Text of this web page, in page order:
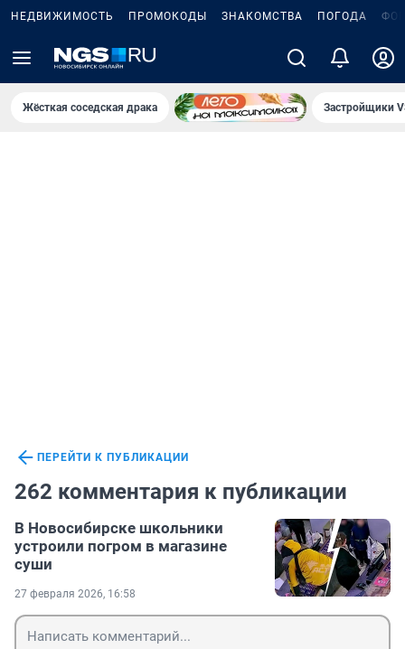
НЕДВИЖИМОСТЬ ПРОМОКОДЫ ЗНАКОМСТВА ПОГОДА
Жёсткая соседская драка Застройщики
ПЕРЕЙТИ К ПУБЛИКАЦИИ
262 комментария к публикации
В Новосибирске школьники
устроили погром в магазине
суши
27 февраля 2026, 16:58